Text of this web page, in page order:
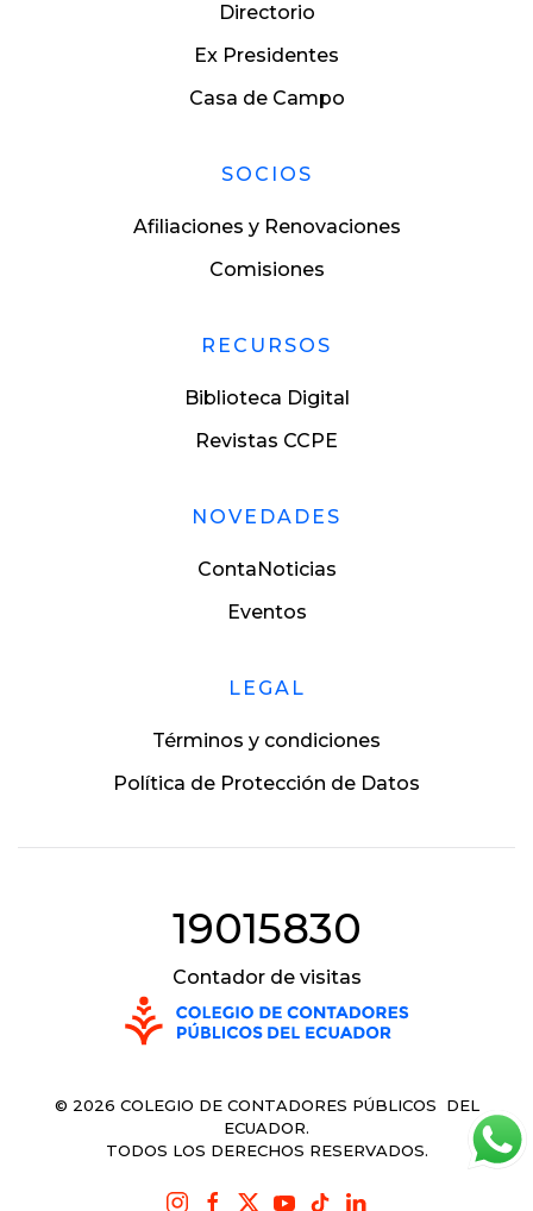
Directorio
Ex Presidentes
Casa de Campo
SOCIOS
Afiliaciones y Renovaciones
Comisiones
RECURSOS
Biblioteca Digital
Revistas CCPE
NOVEDADES
ContaNoticias
Eventos
LEGAL
Términos y condiciones
Política de Protección de Datos
19015830
Contador de visitas
© 2026 COLEGIO DE CONTADORES PÚBLICOS DEL
ECUADOR.
TODOS LOS DERECHOS RESERVADOS.